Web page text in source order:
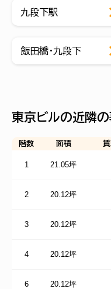
九段下駅
飯田橋・九段下
東京ビルの近隣
階数 面積
1 21.05坪
2 20.12坪
3 20.12坪
4 20.12坪
6 20.12坪